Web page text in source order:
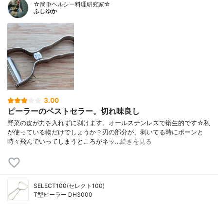
☆簡単ヘルシー料理研究家☆
ふしゆか
3.00
ピーラーのベストセラー。切れ味良し
野菜の皮が力を入れずに剥けます。オールステンレスで衛生的です☆私
が使っている物だけでしょうか？刃の部分が、剥いてる時にポーンと
時々飛んでいってしまうところがネッ…続きを見る
SELECT100(セレクト100)
T型ピーラー DH3000